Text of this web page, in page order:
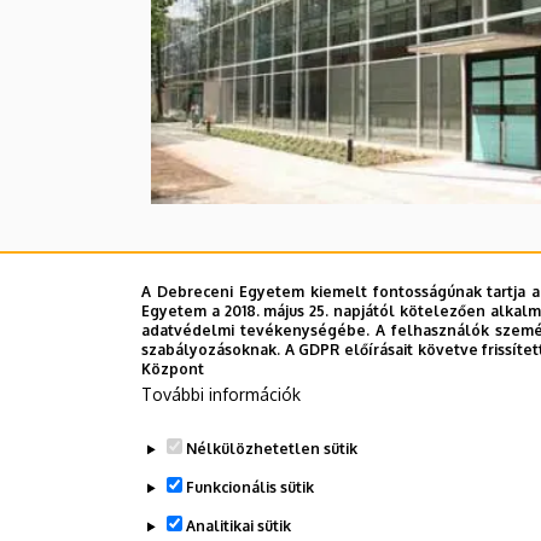
Legutóbbi frissítés: 2025. 09. 05. 09:18
A Debreceni Egyetem kiemelt fontosságúnak
Egyetem a 2018. május 25. napjától kötelezően
adatvédelmi tevékenységébe. A felhasználók
szabályozásoknak. A GDPR előírásait követve
Központ
További információk
Nélkülözhetetlen sütik
Funkcionális sütik
Analitikai sütik